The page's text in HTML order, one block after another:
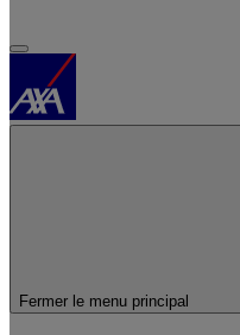
Fermer le menu principal